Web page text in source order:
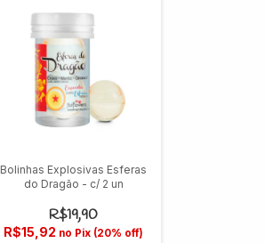
Bolinhas Explosivas Esferas
do Dragão - c/ 2 un
R$19,90
R$15,92 no Pix (20% off)